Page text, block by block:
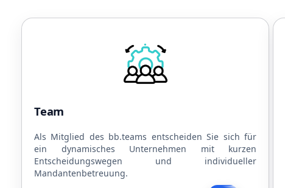
Team
Als Mitglied des bb.teams entscheiden Sie sich für
ein dynamisches Unternehmen mit kurzen
Entscheidungswegen und individueller
Mandantenbetreuung.
Sport
Gemeinsames Essen